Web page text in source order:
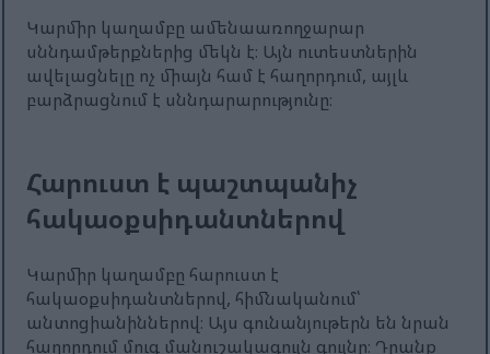
Կարմիր կաղամբը ամենաառողջարար
սննդամթերքներից մեկն է։ Այն ուտեստներին
ավելացնելը ոչ միայն համ է հաղորդում, այլև
բարձրացնում է սննդարարությունը։
Հարուստ է պաշտպանիչ
հակաօքսիդանտներով
Կարմիր կաղամբը հարուստ է
հակաօքսիդանտներով, հիմնականում՝
անտոցիանիններով։ Այս գունանյութերն են նրան
հաղորդում մուգ մանուշակագույն գույնը։ Դրանք